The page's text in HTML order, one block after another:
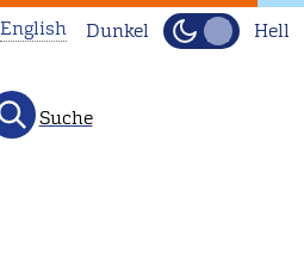
This
page
English Dunkel Hell
Suche